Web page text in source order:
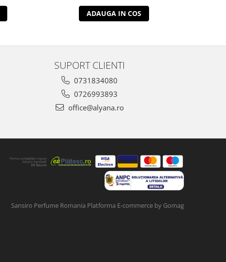
ADAUGA IN COS
SUPORT CLIENTI
0731834080
0726993893
office@alyana.ro
Sansiro Perfume Romania Platforma E-commerce by Gomag